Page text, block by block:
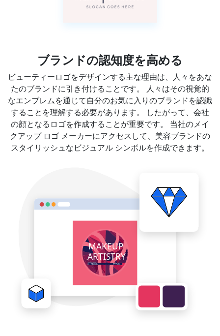
ブランドの認知度を高める
ビューティーロゴをデザインする主な理由は、人々をあな
たのブランドに引き付けることです。 人々はその視覚的
なエンブレムを通じて自分のお気に入りのブランドを認識
することを理解する必要があります。 したがって、会社
の顔となるロゴを作成することが重要です。 当社のメイ
クアップ ロゴ メーカーにアクセスして、美容ブランドの
スタイリッシュなビジュアル シンボルを作成できます。